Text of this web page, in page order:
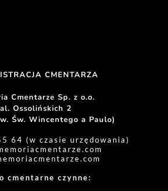
CMENTARZA
Cmentarze Sp. z o.o.
al. Ossolińskich 2
Św. Wincentego a Paulo)
64 (w czasie urzędowania)
cmentarne czynne: